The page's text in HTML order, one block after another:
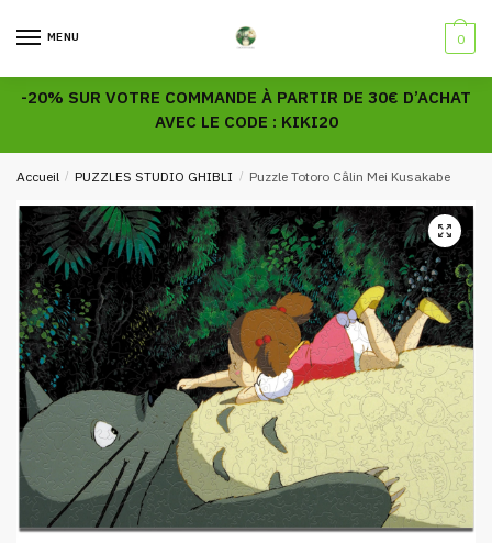
MENU 0
-20% SUR VOTRE COMMANDE À PARTIR DE 30€ D’ACHAT
AVEC LE CODE : KIKI20
Accueil / PUZZLES STUDIO GHIBLI / Puzzle Totoro Câlin Mei Kusakabe
🔍